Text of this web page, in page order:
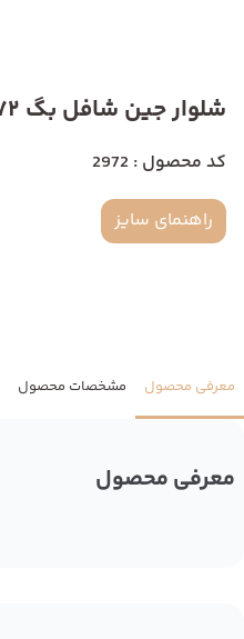
شلوار جین شافل بگ 2972
کد محصول : 2972
راهنمای سایز
معرفی محصول مشخصات محصول
معرفی محصول